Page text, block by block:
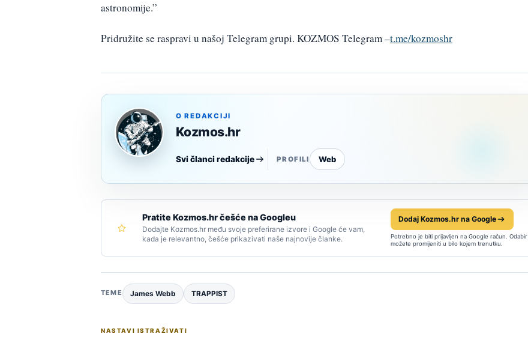
astronomije.”
Pridružite se raspravi u našoj Telegram grupi. KOZMOS Telegram –t.me/kozmoshr
O REDAKCIJI
Kozmos.hr
Svi članci redakcije PROFILI Web
Pratite Kozmos.hr češće na Googleu
Dodajte Kozmos.hr među svoje preferirane izvore i Google će vam,
kada je relevantno, češće prikazivati naše najnovije članke.
Dodaj Kozmos.hr na Google
Potrebno je biti prijavljen na Google račun. Odabir
možete promijeniti u bilo kojem trenutku.
TEME James Webb TRAPPIST
NASTAVI ISTRAŽIVATI